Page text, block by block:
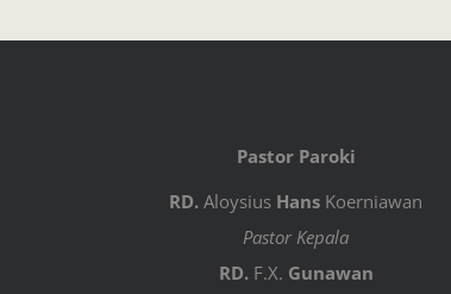
Pastor Paroki
RD. Aloysius Hans Koerniawan
Pastor Kepala
RD.F.X. Gunawan